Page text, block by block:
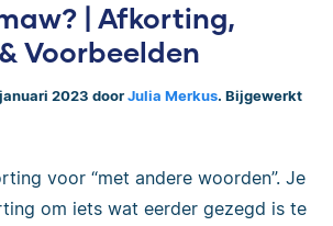
| Afkorting,
Voorbeelden
2023 door Julia Merkus. Bijgewerkt
voor “met andere woorden”. Je
om iets wat eerder gezegd is te